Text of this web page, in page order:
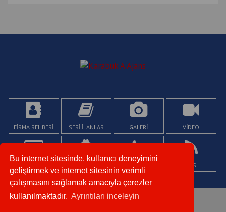
Bu internet sitesinde, kullanıcı deneyimini
geliştirmek ve internet sitesinin verimli
çalışmasını sağlamak amacıyla çerezler
kullanılmaktadır. Ayrıntıları inceleyin
FİRMA REHBERİ SERİ İLANLAR GALERİ VİDEO
İLETİŞİM RSS